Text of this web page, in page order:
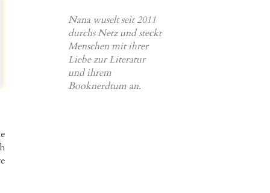
Nana wuselt seit 2011
durchs Netz und steckt
Menschen mit ihrer
Liebe zur Literatur
und ihrem
Booknerdtum an.